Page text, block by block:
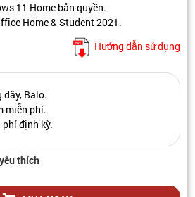
11 Home bản quyền.
Home & Student 2021.
Hướng dẫn sử dụng
dây, Balo.
miễn phí.
định kỳ.
thích